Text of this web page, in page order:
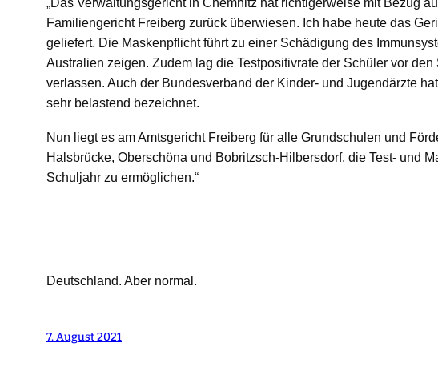
„Das Verwaltungsgericht in Chemnitz hat richtigerweise mit Bezug
Familiengericht Freiberg zurück überwiesen. Ich habe heute das
geliefert. Die Maskenpflicht führt zu einer Schädigung des
Australien zeigen. Zudem lag die Testpositivrate der Schüler vor
verlassen. Auch der Bundesverband der Kinder- und Jugendärzte
sehr belastend bezeichnet.
Nun liegt es am Amtsgericht Freiberg für alle Grundschulen und
Halsbrücke, Oberschöna und Bobritzsch-Hilbersdorf, die Test- und
Schuljahr zu ermöglichen.“
Deutschland. Aber normal.
7. August 2021